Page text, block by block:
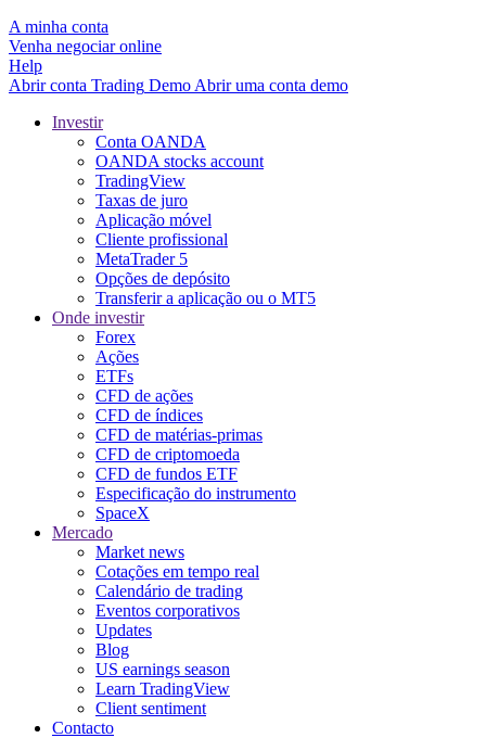
A minha conta
Venha negociar online
Help
Abrir conta Trading Demo Abrir uma conta demo
Investir
Conta OANDA
OANDA stocks account
TradingView
Taxas de juro
Aplicação móvel
Cliente profissional
MetaTrader 5
Opções de depósito
Transferir a aplicação ou o MT5
Onde investir
Forex
Ações
ETFs
CFD de ações
CFD de índices
CFD de matérias-primas
CFD de criptomoeda
CFD de fundos ETF
Especificação do instrumento
SpaceX
Mercado
Market news
Cotações em tempo real
Calendário de trading
Eventos corporativos
Updates
Blog
US earnings season
Learn TradingView
Client sentiment
Contacto